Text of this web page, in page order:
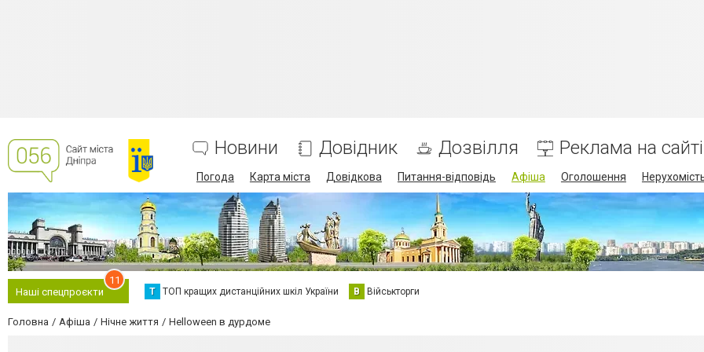
Новини Довідник Дозвілля Реклама на сайті
Погода Карта міста Довідкова Питання-відповідь Афіша Оголошення
Наші спецпроєкти
11
Т ТОП кращих дистанційних шкіл України В Військторги
Головна Афіша Нічне життя Helloween в дурдоме